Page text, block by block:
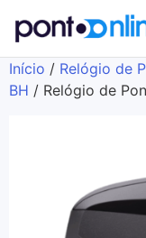
Início / Relógio de
BH / Relógio de